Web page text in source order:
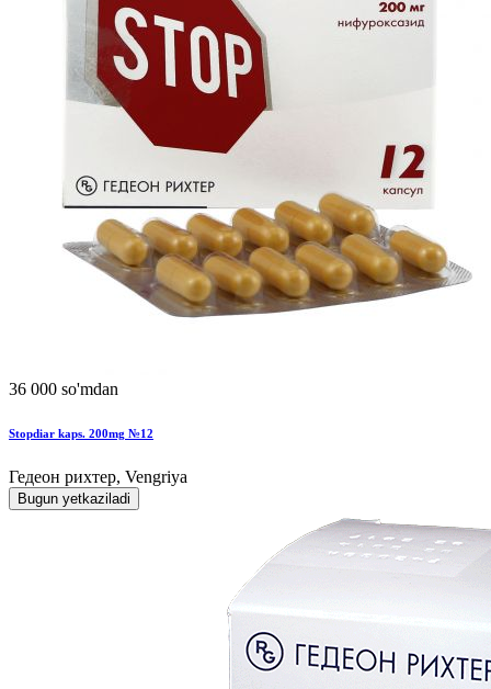
36 000 so'mdan
Stopdiar kaps. 200mg №12
Гедеон рихтер, Vengriya
Bugun yetkaziladi